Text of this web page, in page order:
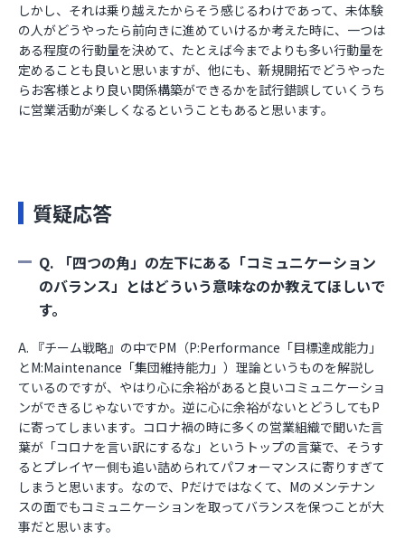
しかし、それは乗り越えたからそう感じるわけであって、未体験
の人がどうやったら前向きに進めていけるか考えた時に、一つは
ある程度の行動量を決めて、たとえば今までよりも多い行動量を
定めることも良いと思いますが、他にも、新規開拓でどうやった
らお客様とより良い関係構築ができるかを試行錯誤していくうち
に営業活動が楽しくなるということもあると思います。
質疑応答
Q. 「四つの角」の左下にある「コミュニケーション
のバランス」とはどういう意味なのか教えてほしいで
す。
A. 『チーム戦略』の中でPM（P:Performance「目標達成能力」
とM:Maintenance「集団維持能力」）理論というものを解説し
ているのですが、やはり心に余裕があると良いコミュニケーショ
ンができるじゃないですか。逆に心に余裕がないとどうしてもP
に寄ってしまいます。コロナ禍の時に多くの営業組織で聞いた言
葉が「コロナを言い訳にするな」というトップの言葉で、そうす
るとプレイヤー側も追い詰められてパフォーマンスに寄りすぎて
しまうと思います。なので、Pだけではなくて、Mのメンテナン
スの面でもコミュニケーションを取ってバランスを保つことが大
事だと思います。